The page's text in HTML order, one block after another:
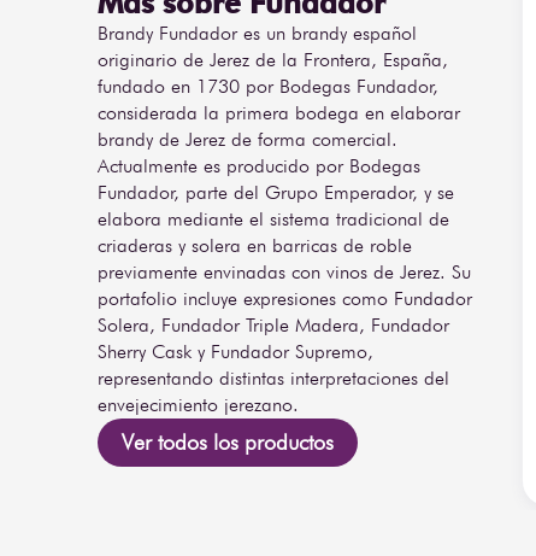
Brandy Fundador es un brandy español
originario de Jerez de la Frontera, España,
fundado en 1730 por Bodegas Fundador,
considerada la primera bodega en elaborar
brandy de Jerez de forma comercial.
Actualmente es producido por Bodegas
Fundador, parte del Grupo Emperador, y se
elabora mediante el sistema tradicional de
criaderas y solera en barricas de roble
previamente envinadas con vinos de Jerez. Su
portafolio incluye expresiones como Fundador
Solera, Fundador Triple Madera, Fundador
Sherry Cask y Fundador Supremo,
representando distintas interpretaciones del
envejecimiento jerezano.
Ver todos los productos